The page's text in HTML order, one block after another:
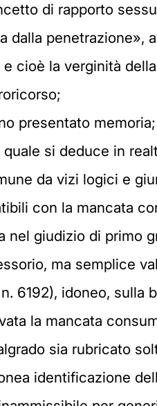
di rapporto
dalla penetrazione»,
cioè la verginità
presentato memoria;
si deduce in
da vizi logici e
con la mancata
nel giudizio di primo
ma semplice
n. 6192), idoneo,
la mancata
sia rubricato
identificazione